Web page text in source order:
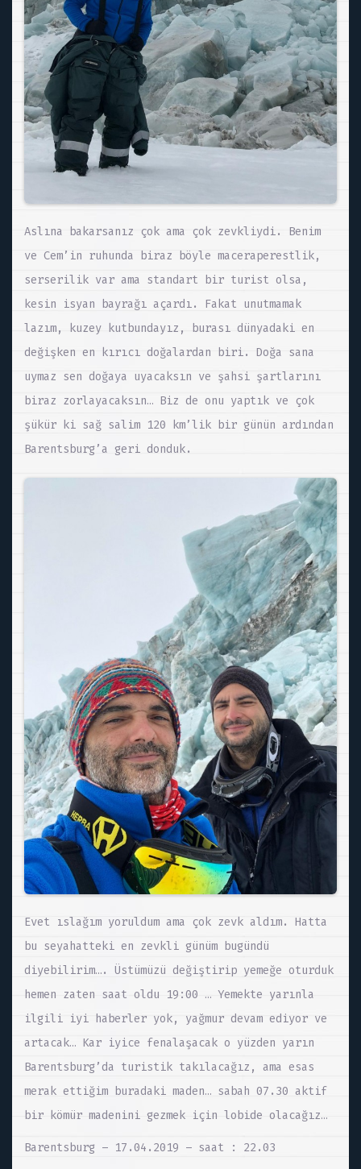
Aslına bakarsanız çok ama çok zevkliydi. Benim
ve Cem’in ruhunda biraz böyle maceraperestlik,
serserilik var ama standart bir turist olsa,
kesin isyan bayrağı açardı. Fakat unutmamak
lazım, kuzey kutbundayız, burası dünyadaki en
değişken en kırıcı doğalardan biri. Doğa sana
uymaz sen doğaya uyacaksın ve şahsi şartlarını
biraz zorlayacaksın… Biz de onu yaptık ve çok
şükür ki sağ salim 120 km’lik bir günün ardından
Barentsburg’a geri donduk.
Evet ıslağım yoruldum ama çok zevk aldım. Hatta
bu seyahatteki en zevkli günüm bugündü
diyebilirim…. Üstümüzü değiştirip yemeğe oturduk
hemen zaten saat oldu 19:00 … Yemekte yarınla
ilgili iyi haberler yok, yağmur devam ediyor ve
artacak… Kar iyice fenalaşacak o yüzden yarın
Barentsburg’da turistik takılacağız, ama esas
merak ettiğim buradaki maden… sabah 07.30 aktif
bir kömür madenini gezmek için lobide olacağız…
Barentsburg – 17.04.2019 – saat : 22.03